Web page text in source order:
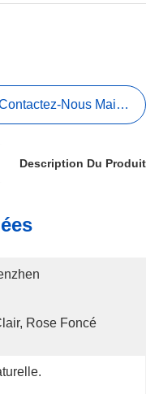
Nous Maintenant
Description Du Produit
Rose Foncé